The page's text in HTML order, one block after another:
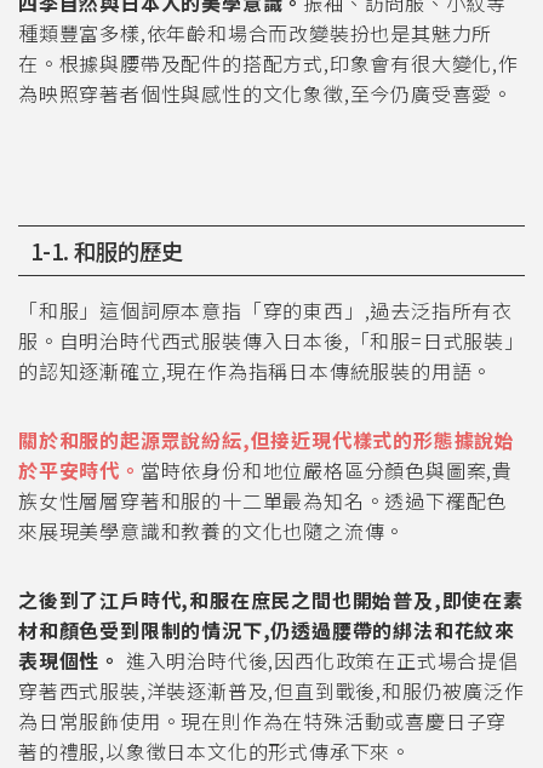
種類豐富多樣,依年齡和場合而改變裝扮也是其魅力所
在。根據與腰帶及配件的搭配方式,印象會有很大變化,作
為映照穿著者個性與感性的文化象徵,至今仍廣受喜愛。
1-1. 和服的歷史
「和服」這個詞原本意指「穿的東西」,過去泛指所有衣
服。自明治時代西式服裝傳入日本後,「和服=日式服裝」
的認知逐漸確立,現在作為指稱日本傳統服裝的用語。
關於和服的起源眾說紛紜,但接近現代樣式的形態據說始
於平安時代。 當時依身份和地位嚴格區分顏色與圖案,貴
族女性層層穿著和服的十二單最為知名。透過下襬配色
來展現美學意識和教養的文化也隨之流傳。
之後到了江戶時代,和服在庶民之間也開始普及,即使在素
材和顏色受到限制的情況下,仍透過腰帶的綁法和花紋來
表現個性。 進入明治時代後,因西化政策在正式場合提倡
穿著西式服裝,洋裝逐漸普及,但直到戰後,和服仍被廣泛作
為日常服飾使用。現在則作為在特殊活動或喜慶日子穿
著的禮服,以象徵日本文化的形式傳承下來。